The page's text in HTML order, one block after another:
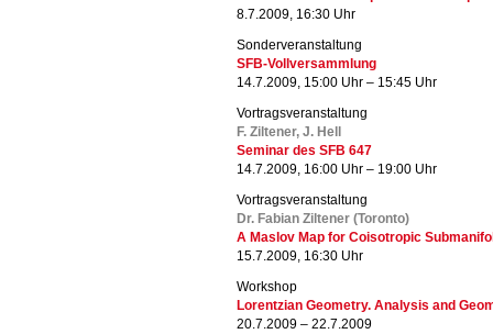
8.7.2009, 16:30 Uhr
Sonderveranstaltung
SFB-Vollversammlung
14.7.2009, 15:00 Uhr – 15:45 Uhr
Vortragsveranstaltung
F. Ziltener, J. Hell
Seminar des SFB 647
14.7.2009, 16:00 Uhr – 19:00 Uhr
Vortragsveranstaltung
Dr. Fabian Ziltener (Toronto)
A Maslov Map for Coisotropic
15.7.2009, 16:30 Uhr
Workshop
Lorentzian Geometry. Analysis and
20.7.2009 – 22.7.2009